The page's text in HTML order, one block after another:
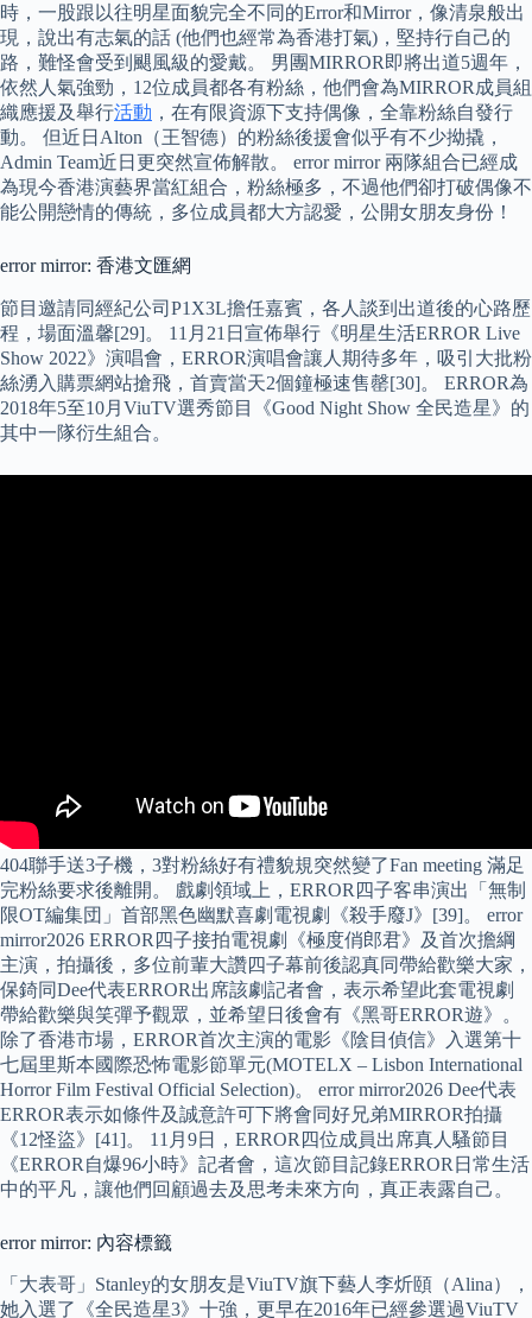
時，一股跟以往明星面貌完全不同的Error和Mirror，像清泉般出
現，說出有志氣的話 (他們也經常為香港打氣)，堅持行自己的
路，難怪會受到颶風級的愛戴。 男團MIRROR即將出道5週年，
依然人氣強勁，12位成員都各有粉絲，他們會為MIRROR成員組
織應援及舉行活動 ，在有限資源下支持偶像，全靠粉絲自發行
動。 但近日Alton（王智德）的粉絲後援會似乎有不少拗撬，
Admin Team近日更突然宣佈解散。 error mirror 兩隊組合已經成
為現今香港演藝界當紅組合，粉絲極多，不過他們卻打破偶像不
能公開戀情的傳統，多位成員都大方認愛，公開女朋友身份！
error mirror: 香港文匯網
節目邀請同經紀公司P1X3L擔任嘉賓，各人談到出道後的心路歷
程，場面溫馨[29]。 11月21日宣佈舉行《明星生活ERROR Live
Show 2022》演唱會，ERROR演唱會讓人期待多年，吸引大批粉
絲湧入購票網站搶飛，首賣當天2個鐘極速售罄[30]。 ERROR為
2018年5至10月ViuTV選秀節目《Good Night Show 全民造星》的
其中一隊衍生組合。
404聯手送3子機，3對粉絲好有禮貌規突然變了Fan meeting 滿足
完粉絲要求後離開。 戲劇領域上，ERROR四子客串演出「無制
限OT編集団」首部黑色幽默喜劇電視劇《殺手廢J》[39]。 error
mirror2026 ERROR四子接拍電視劇《極度俏郎君》及首次擔綱
主演，拍攝後，多位前輩大讚四子幕前後認真同帶給歡樂大家，
保錡同Dee代表ERROR出席該劇記者會，表示希望此套電視劇
帶給歡樂與笑彈予觀眾，並希望日後會有《黑哥ERROR遊》。
除了香港市場，ERROR首次主演的電影《陰目偵信》入選第十
七屆里斯本國際恐怖電影節單元(MOTELX – Lisbon International
Horror Film Festival Official Selection)。 error mirror2026 Dee代表
ERROR表示如條件及誠意許可下將會同好兄弟MIRROR拍攝
《12怪盜》[41]。 11月9日，ERROR四位成員出席真人騷節目
《ERROR自爆96小時》記者會，這次節目記錄ERROR日常生活
中的平凡，讓他們回顧過去及思考未來方向，真正表露自己。
error mirror: 內容標籤
「大表哥」Stanley的女朋友是ViuTV旗下藝人李炘頤（Alina），
她入選了《全民造星3》十強，更早在2016年已經參選過ViuTV